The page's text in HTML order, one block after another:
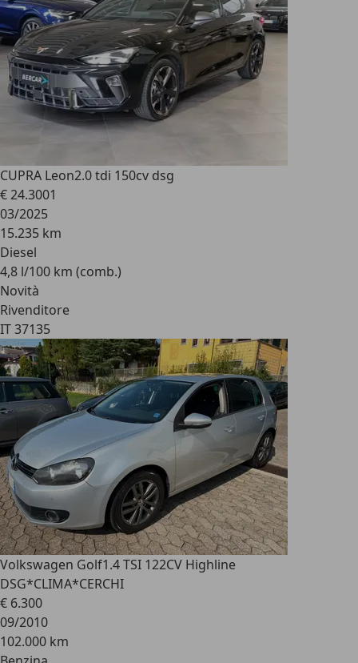
CUPRA Leon2.0 tdi 150cv dsg
€ 24.3001
03/2025
15.235 km
Diesel
4,8 l/100 km (comb.)
Novità
Rivenditore
IT 37135
Volkswagen Golf1.4 TSI 122CV Highline
DSG*CLIMA*CERCHI
€ 6.300
09/2010
102.000 km